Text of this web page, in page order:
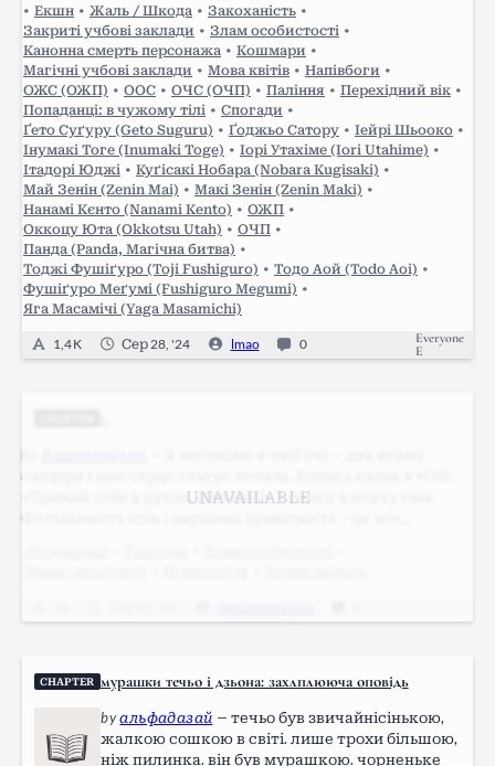
• Екшн • Жаль / Шкода • Закоханість •
Закриті учбові заклади • Злам особистості •
Канонна смерть персонажа • Кошмари •
Магічні учбові заклади • Мова квітів • Напівбоги •
ОЖС (ОЖП) • ООС • ОЧС (ОЧП) • Паління • Перехідний вік •
Попаданці: в чужому тілі • Спогади •
Ґето Суґуру (Geto Suguru) • Ґоджьо Сатору • Іейрі Шьооко •
Інумакі Тоге (Inumaki Toge) • Іорі Утахіме (Iori Utahime) •
Ітадорі Юджі • Куґісакі Нобара (Nobara Kugisaki) •
Май Зенін (Zenin Mai) • Макі Зенін (Zenin Maki) •
Нанамі Кєнто (Nanami Kento) • ОЖП •
Оккоцу Юта (Okkotsu Utah) • ОЧП •
Панда (Panda, Магічна битва) •
Тоджі Фушіґуро (Toji Fushiguro) • Тодо Аой (Todo Aoi) •
Фушіґуро Меґумі (Fushiguro Megumi) •
Яга Масамічі (Yaga Masamichi)
1,4 K Сер 28, '24 lmao 0
Everyone
E
«Тримай себе в руках, дівчИно!» А тепер я плачу сам.
CHAPTER мурашки течьо і дзьона: захлплююча оповідь
byальфадазай — течьо був звичайнісінькою,
жалкою сошкою в світі. лише трохи більшою,
ніж пилинка. він був мурашкою. чорненьке